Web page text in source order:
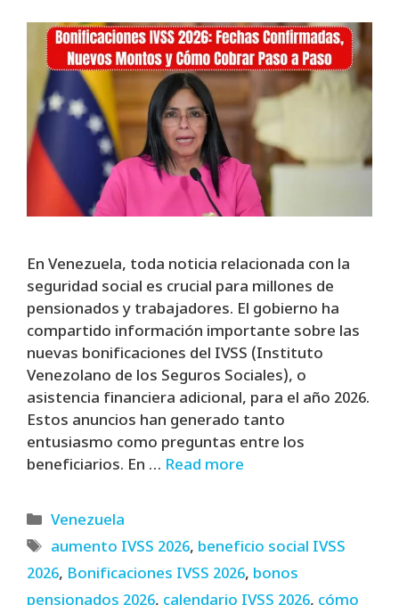
En Venezuela, toda noticia relacionada con la
seguridad social es crucial para millones de
pensionados y trabajadores. El gobierno ha
compartido información importante sobre las
nuevas bonificaciones del IVSS (Instituto
Venezolano de los Seguros Sociales), o
asistencia financiera adicional, para el año 2026.
Estos anuncios han generado tanto
entusiasmo como preguntas entre los
beneficiarios. En … Read more
Categories
Venezuela
Tags
aumento IVSS 2026, beneficio social IVSS
2026, Bonificaciones IVSS 2026, bonos